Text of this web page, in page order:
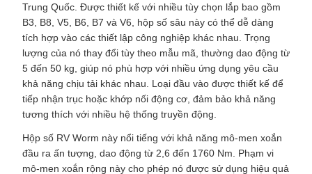
Trung Quốc. Được thiết kế với nhiều tùy chọn lắp bao gồm
B3, B8, V5, B6, B7 và V6, hộp số sâu này có thể dễ dàng
tích hợp vào các thiết lập công nghiệp khác nhau. Trọng
lượng của nó thay đổi tùy theo mẫu mã, thường dao động từ
5 đến 50 kg, giúp nó phù hợp với nhiều ứng dụng yêu cầu
khả năng chịu tải khác nhau. Loại đầu vào được thiết kế để
tiếp nhận trục hoặc khớp nối động cơ, đảm bảo khả năng
tương thích với nhiều hệ thống truyền động.
Hộp số RV Worm này nổi tiếng với khả năng mô-men xoắn
đầu ra ấn tượng, dao động từ 2,6 đến 1760 Nm. Phạm vi
mô-men xoắn rộng này cho phép nó được sử dụng hiệu quả